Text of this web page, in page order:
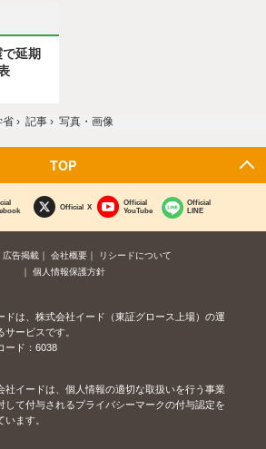
で延期
省 › 記事 › 写真・画像
TOP
Official X
Official
YouTube
Official
LINE
広告掲載 会社概要
リシードについて
個人情報保護方針
ドは、株式会社イード（東証グロース上場）の運
サービスです。
ード：6038
社イードは、個人情報の適切な取扱いを行う事業
して付与されるプライバシーマークの付与認定を
います。